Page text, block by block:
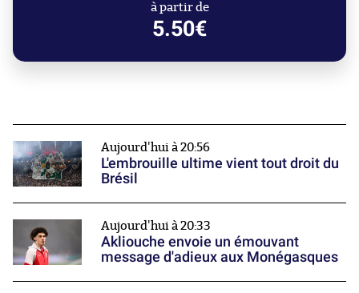
à partir de
5.50€
Aujourd'hui à 20:56
L'embrouille ultime vient tout droit du
Brésil
Aujourd'hui à 20:33
Akliouche envoie un émouvant
message d'adieux aux Monégasques